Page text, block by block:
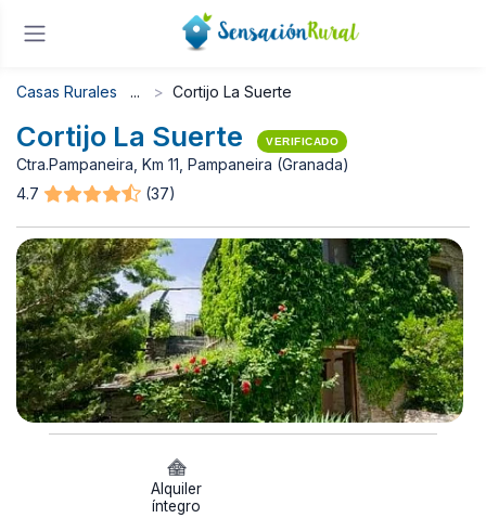
Casas Rurales Cortijo La Suerte
Cortijo La Suerte VERIFICADO
Ctra.Pampaneira, Km 11, Pampaneira (Granada)
4.7
(37)
Alquiler
íntegro